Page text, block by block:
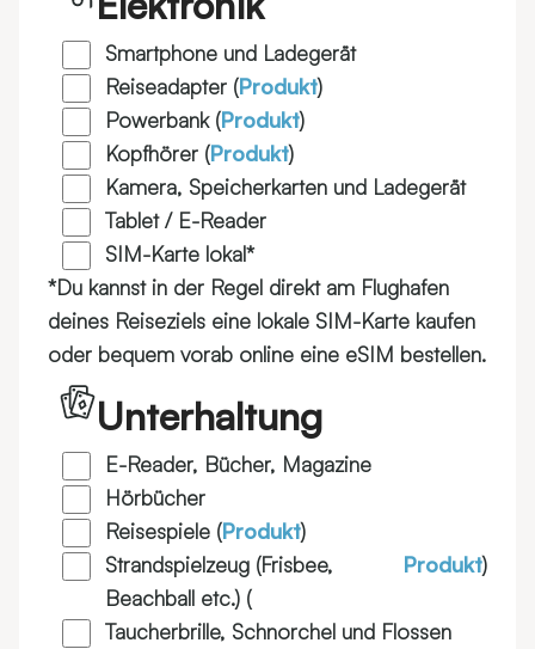
Smartphone und Ladegerät
Reiseadapter (Produkt)
Powerbank (Produkt)
Kopfhörer (Produkt)
Kamera, Speicherkarten und Ladegerät
Tablet / E-Reader
SIM-Karte lokal*
*Du kannst in der Regel direkt am Flughafen
deines Reiseziels eine lokale SIM-Karte kaufen
oder bequem vorab online eine eSIM bestellen.
Unterhaltung
E-Reader, Bücher, Magazine
Hörbücher
Reisespiele (Produkt)
Strandspielzeug (Frisbee,
Beachball etc.) (
Produkt)
Taucherbrille, Schnorchel und Flossen